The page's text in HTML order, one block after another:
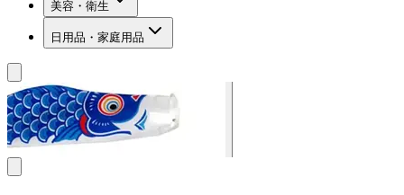
美容・衛生
日用品・家庭用品